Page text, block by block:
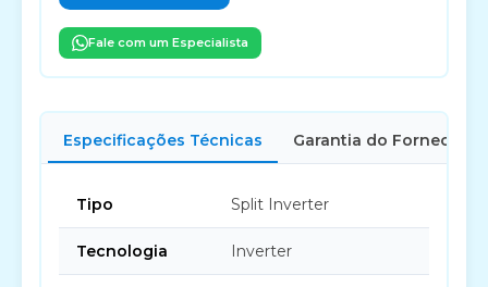
Fale com um Especialista
Especificações Técnicas Garantia do Fornecedor
Tipo Split Inverter
Tecnologia Inverter